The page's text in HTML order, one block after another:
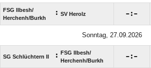
FSG Ilbesh/​
Herchenh/​Burkh
: SV Herolz :
Sonntag, 27.09.2026
SG Schlüchtern II :
FSG Ilbesh/​
Herchenh/​Burkh
: